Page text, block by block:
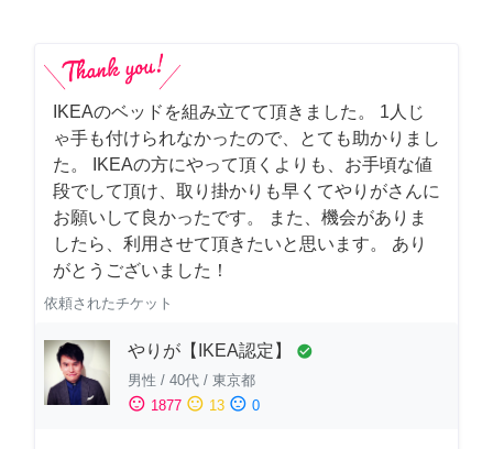
IKEAのベッドを組み立てて頂きました。 1人じ
ゃ手も付けられなかったので、とても助かりまし
た。 IKEAの方にやって頂くよりも、お手頃な値
段でして頂け、取り掛かりも早くてやりがさんに
お願いして良かったです。 また、機会がありま
したら、利用させて頂きたいと思います。 あり
がとうございました！
依頼されたチケット
やりが【IKEA認定】 check_circle
男性 / 40代 / 東京都
sentiment_satisfied 1877 sentiment_neutral 13 sentiment_dissatisfied 0